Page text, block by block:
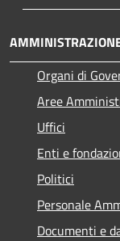
Organi di
Aree
Uffici
Enti e
Politici
Personale
Documenti e